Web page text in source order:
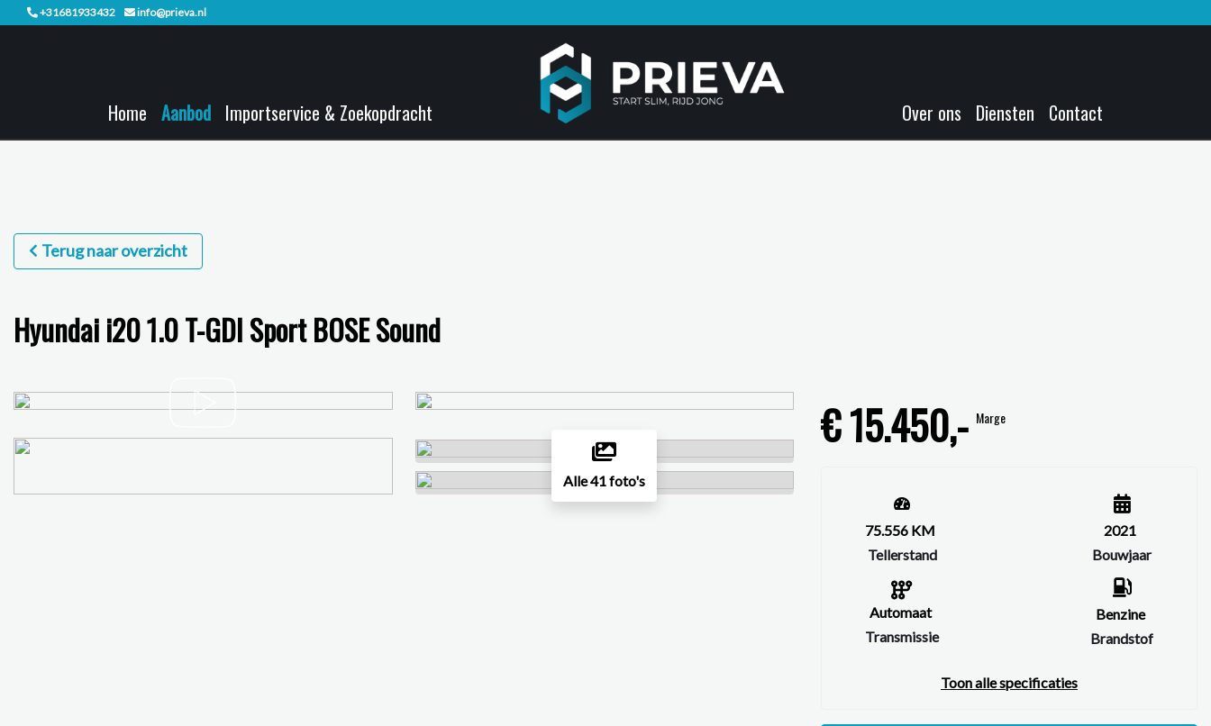
+31681933432 info@prieva.nl
Home Aanbod Importservice & Zoekopdracht Over ons Diensten Contact
Terug naar overzicht
Hyundai i20 1.0 T-GDI Sport BOSE Sound
Alle 41 foto's
€ 15.450,- Marge
75.556 KM
Tellerstand
Automaat
Transmissie
2021
Bouwjaar
Benzine
Brandstof
Toon alle specificaties